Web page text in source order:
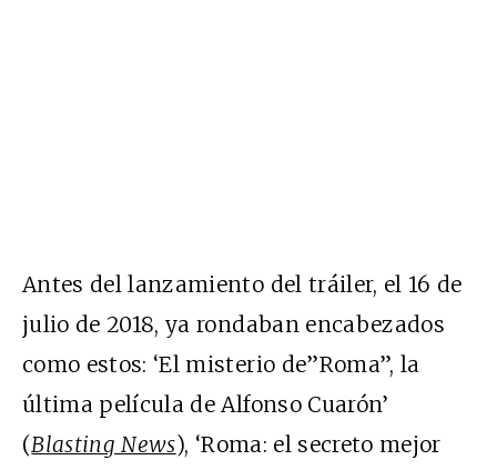
Antes del lanzamiento del tráiler, el 16 de
julio de 2018, ya rondaban encabezados
como estos: ‘El misterio de”Roma”, la
última película de Alfonso Cuarón’
(Blasting News), ‘Roma: el secreto mejor